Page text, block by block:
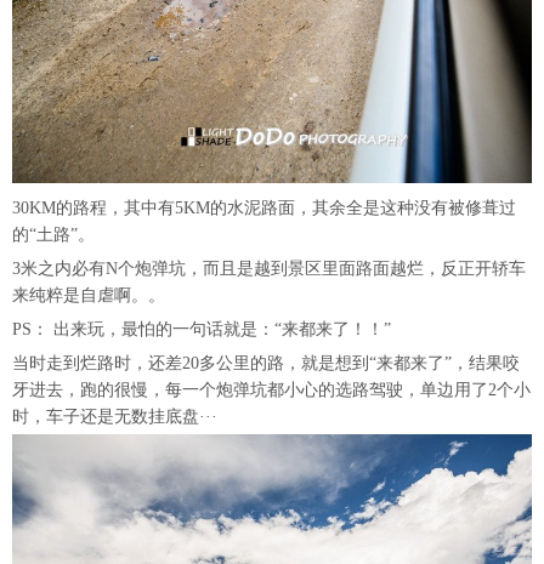
30KM的路程，其中有5KM的水泥路面，其余全是这种没有被修葺过
的“土路”。
3米之内必有N个炮弹坑，而且是越到景区里面路面越烂，反正开轿车
来纯粹是自虐啊。。
PS： 出来玩，最怕的一句话就是：“来都来了！！”
当时走到烂路时，还差20多公里的路，就是想到“来都来了”，结果咬
牙进去，跑的很慢，每一个炮弹坑都小心的选路驾驶，单边用了2个小
时，车子还是无数挂底盘···